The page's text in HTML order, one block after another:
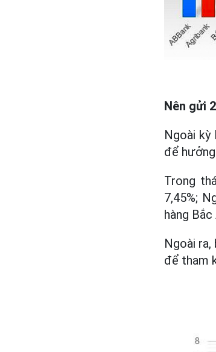
Nên gửi
Ngoài kỳ
để
Trong
7,45%;
hàng
Ngoài
để tham